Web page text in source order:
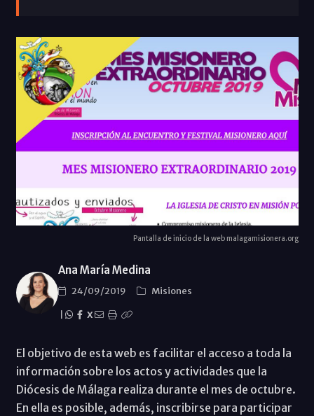
Pantalla de inicio de la web malagamisionera.org
Ana María Medina
24/09/2019
Misiones
X
El objetivo de esta web es facilitar el acceso a toda la
información sobre los actos y actividades que la
Diócesis de Málaga realiza durante el mes de octubre.
En ella es posible, además, inscribirse para participar